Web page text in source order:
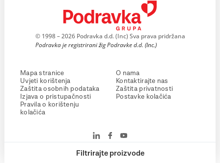
Filtrirajte proizvode
© 1998 – 2026 Podravka d.d. (Inc) Sva prava pridržana
Podravka je registrirani žig Podravke d.d. (Inc.)
Mapa stranice
Uvjeti korištenja
Zaštita osobnih podataka
Izjava o pristupačnosti
Pravila o korištenju
kolačića
O nama
Kontaktirajte nas
Zaštita privatnosti
Postavke kolačića